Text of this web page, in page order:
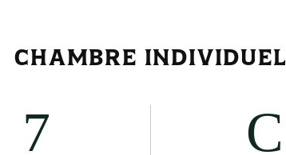
CHAMBRE INDIVIDUEL